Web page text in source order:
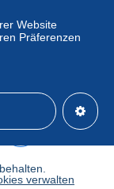
Website
Präferenzen
verwalten